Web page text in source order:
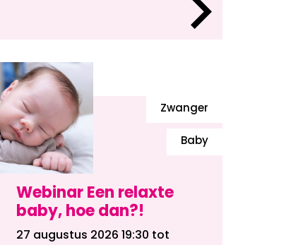
Webinar Een relaxte
baby, hoe dan?!
Zwanger
Baby
27 augustus 2026 19:30 tot